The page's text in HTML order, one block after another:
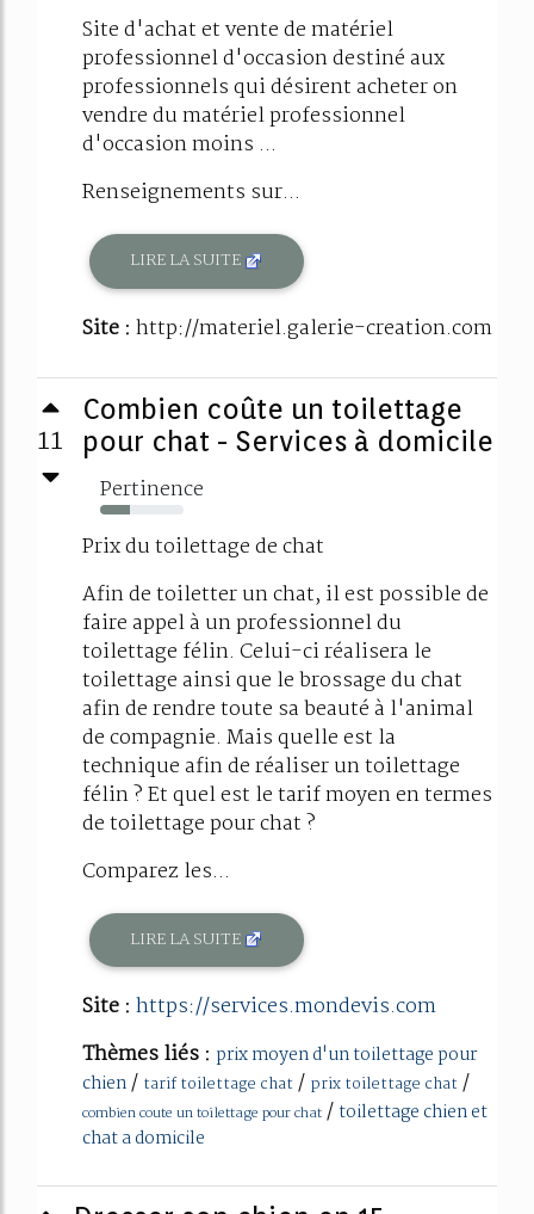
Site d'achat et vente de matériel
professionnel d'occasion destiné aux
professionnels qui désirent acheter on
vendre du matériel professionnel
d'occasion moins ...
Renseignements sur...
LIRE LA SUITE
Site : http://materiel.galerie-creation.com
11
Combien coûte un toilettage
pour chat - Services à domicile
Pertinence
35%
Prix du toilettage de chat
Afin de toiletter un chat, il est possible de
faire appel à un professionnel du
toilettage félin. Celui-ci réalisera le
toilettage ainsi que le brossage du chat
afin de rendre toute sa beauté à l'animal
de compagnie. Mais quelle est la
technique afin de réaliser un toilettage
félin ? Et quel est le tarif moyen en termes
de toilettage pour chat ?
Comparez les...
LIRE LA SUITE
Site : https://services.mondevis.com
Thèmes liés : prix moyen d'un toilettage pour
chien/ tarif toilettage chat / prix toilettage chat /
combien coute un toilettage pour chat / toilettage chien et
chat a domicile